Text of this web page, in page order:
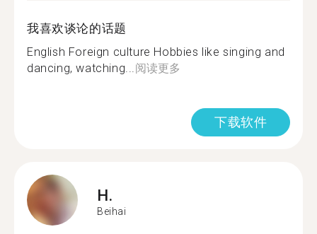
我喜欢谈论的话题
English Foreign culture Hobbies like singing and
dancing, watching...阅读更多
下载软件
H.
Beihai